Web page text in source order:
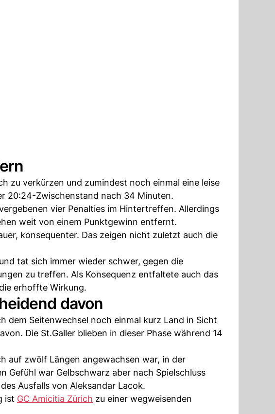
zu verkürzen und zumindest noch einmal eine leise
20:24-Zwischenstand nach 34 Minuten.
vier Penalties im Hintertreffen. Allerdings
weit von einem Punktgewinn entfernt.
konsequenter. Das zeigen nicht zuletzt auch die
tat sich immer wieder schwer, gegen die
zu treffen. Als Konsequenz entfaltete auch das
erhoffte Wirkung.
davon
dem Seitenwechsel noch einmal kurz Land in Sicht
Die St.Galler blieben in dieser Phase während 14
auf zwölf Längen angewachsen war, in der
Gefühl war Gelbschwarz aber nach Spielschluss
Ausfalls von Aleksandar Lacok.
ist GC Amicitia Zürich zu einer wegweisenden